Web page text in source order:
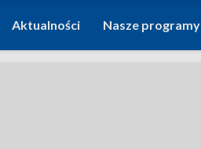
Aktualności Nasze programy